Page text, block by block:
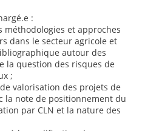
:
méthodologies et approches
dans le secteur agricole et
autour des
la question des risques de
;
valorisation des projets de
la note de positionnement du
par CLN et la nature des